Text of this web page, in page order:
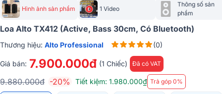
Hình ảnh sản phẩm 1 Video
Thông số sản
phẩm
Loa Alto TX412 (Active, Bass 30cm, Có Bluetooth)
Thương hiệu: Alto Professional (0)
Giá bán: 7.900.000đ (1 Chiếc) Đã có VAT
9.880.000đ -20% Tiết kiệm: 1.980.000₫ Trả góp 0%